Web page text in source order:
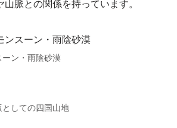
脈との関係を持っています。
ーン・雨陰砂漠
しての四国山地